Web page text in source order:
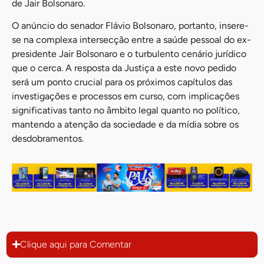
de Jair Bolsonaro.
O anúncio do senador Flávio Bolsonaro, portanto, insere-
se na complexa intersecção entre a saúde pessoal do ex-
presidente Jair Bolsonaro e o turbulento cenário jurídico
que o cerca. A resposta da Justiça a este novo pedido
será um ponto crucial para os próximos capítulos das
investigações e processos em curso, com implicações
significativas tanto no âmbito legal quanto no político,
mantendo a atenção da sociedade e da mídia sobre os
desdobramentos.
Clique aqui para Comentar